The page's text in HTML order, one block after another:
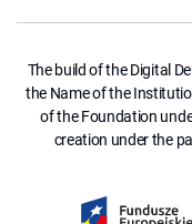
The build of the Digital
the Name of the
of the Foundation
creation under the